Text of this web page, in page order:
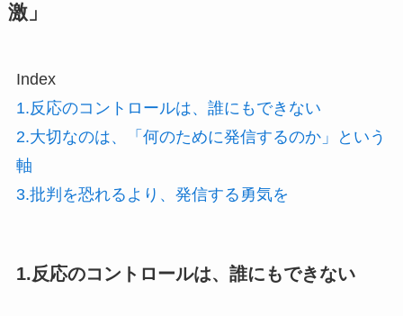
激」
Index
1.反応のコントロールは、誰にもできない
2.大切なのは、「何のために発信するのか」という
軸
3.批判を恐れるより、発信する勇気を
1.反応のコントロールは、誰にもできない